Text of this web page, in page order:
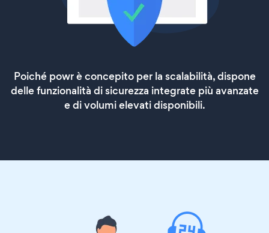
Poiché powr è concepito per la scalabilità, dispone
delle funzionalità di sicurezza integrate più avanzate
e di volumi elevati disponibili.